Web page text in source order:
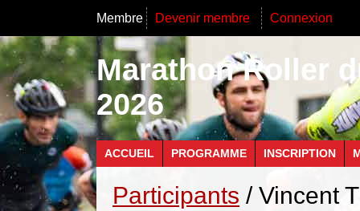
Membre Devenir membre Connexion
Marathon Roller
2026
ACCUEIL PROGRAMME INSCRIPTION
Participants / Vincent